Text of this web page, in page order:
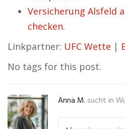
Versicherung Alsfeld
checken.
Linkpartner: UFC Wette |
No tags for this post.
Anna M. sucht in